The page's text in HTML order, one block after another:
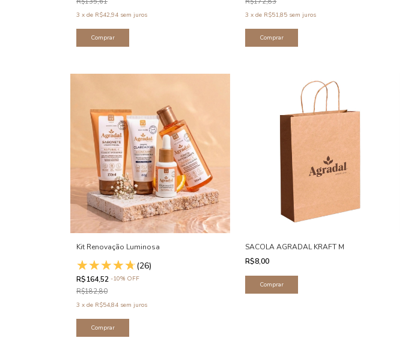
3 x de R$42,94 sem juros 3 xde R$51,85 sem juros
Kit Renovação Luminosa
(26)
R$164,52 -10% OFF
R$182,80
3 x de R$54,84 sem juros
SACOLA AGRADAL KRAFT M
R$8,00